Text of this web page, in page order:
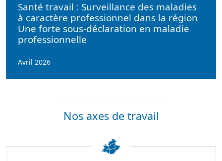
Santé travail : Surveillance des maladies
à caractère professionnel dans la région
Une forte sous-déclaration en maladie
professionnelle
Avril 2026
Nos axes de travail